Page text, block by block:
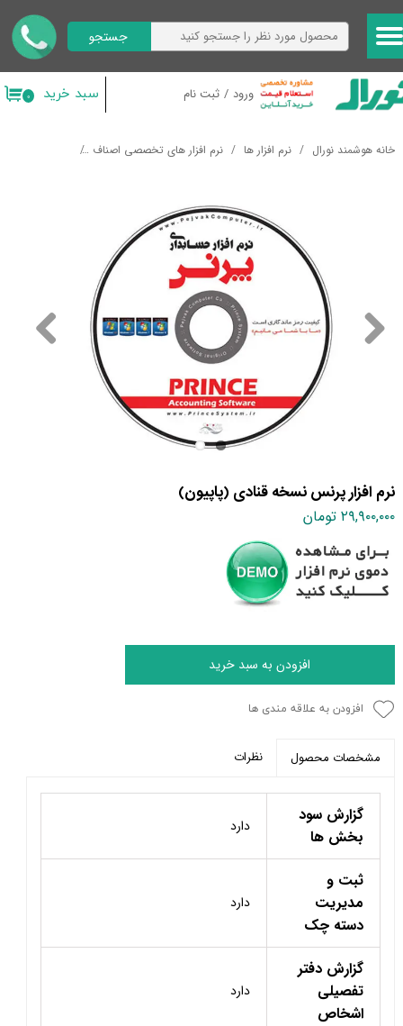
ورود / ثبت نام
حساب کاربری من
تغییر گذر واژه
خروج از حساب کاربری
جستجو
۰ سبد خرید
خانه هوشمند نورال نرم افزار ها نرم افزار های تخصصی اصناف
نرم افزار پرنس نسخه قنادی (پاپیون)
۲۹,۹۰۰,۰۰۰ تومان
افزودن به سبد خرید
افزودن به علاقه مندی ها
مشخصات محصول نظرات
گزارش سود
بخش ها
دارد
ثبت و
مدیریت
دسته چک
دارد
گزارش دفتر
تفصیلی
اشخاص
دارد